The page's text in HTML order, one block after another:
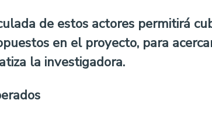
de estos actores permitirá
en el proyecto, para
la investigadora.